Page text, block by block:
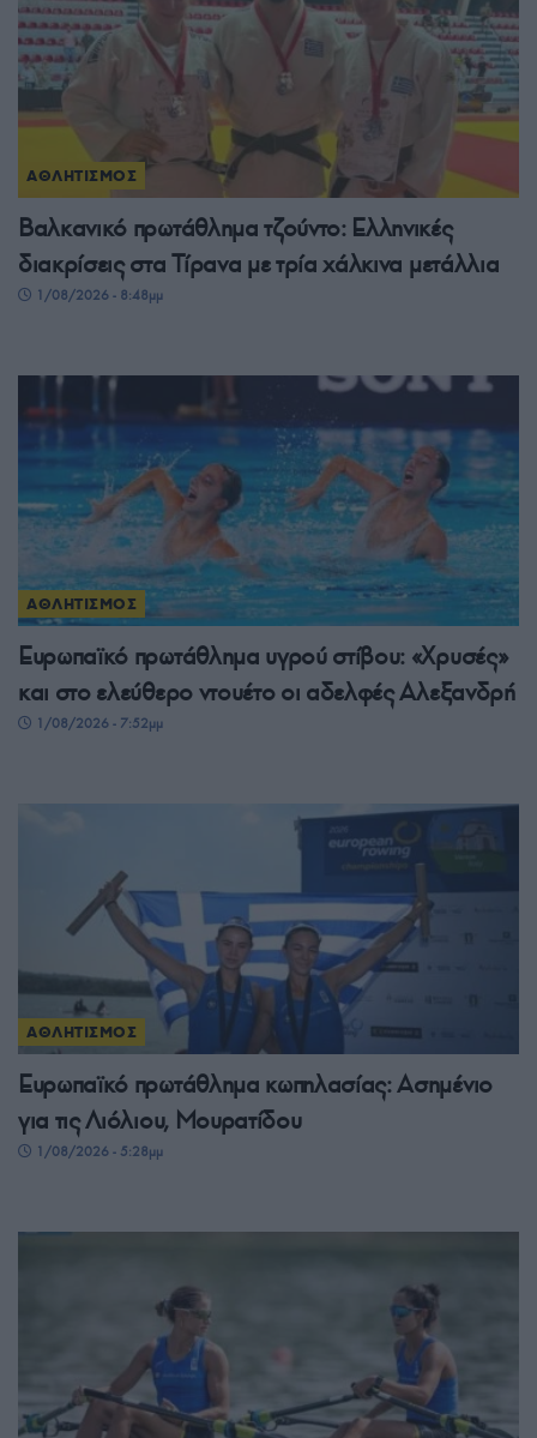
ΑΘΛΗΤΙΣΜΟΣ
Βαλκανικό πρωτάθλημα τζούντο: Ελληνικές
διακρίσεις στα Τίρανα με τρία χάλκινα μετάλλια
1/08/2026 - 8:48μμ
ΑΘΛΗΤΙΣΜΟΣ
Ευρωπαϊκό πρωτάθλημα υγρού στίβου: «Χρυσές»
και στο ελεύθερο ντουέτο οι αδελφές Αλεξανδρή
1/08/2026 - 7:52μμ
ΑΘΛΗΤΙΣΜΟΣ
Ευρωπαϊκό πρωτάθλημα κωπηλασίας: Ασημένιο
για τις Λιόλιου, Μουρατίδου
1/08/2026 - 5:28μμ